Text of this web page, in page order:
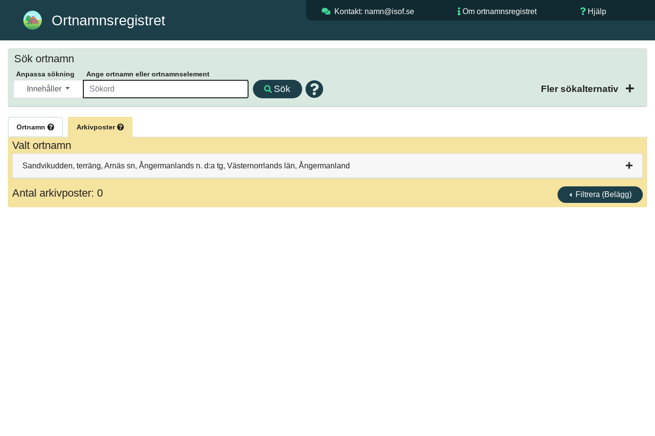
Ortnamnsregistret
Kontakt: namn@isof.se Om ortnamnsregistret Hjälp
Sök ortnamn
Anpassa sökning Ange ortnamn eller ortnamnselement
Innehåller Sök Fler sökalternativ
Ortnamn Arkivposter
Valt ortnamn
Sandvikudden, terräng, Arnäs sn, Ångermanlands n. d:a tg, Västernorrlands län, Ångermanland
Antal arkivposter: 0 Filtrera (Belägg)